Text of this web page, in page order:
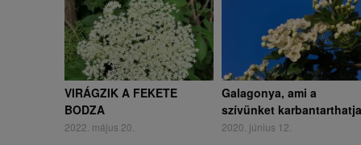
VIRÁGZIK A FEKETE
BODZA
2022. május 20.
Galagonya, ami a
szívünket karbantarthatja
2020. június 12.